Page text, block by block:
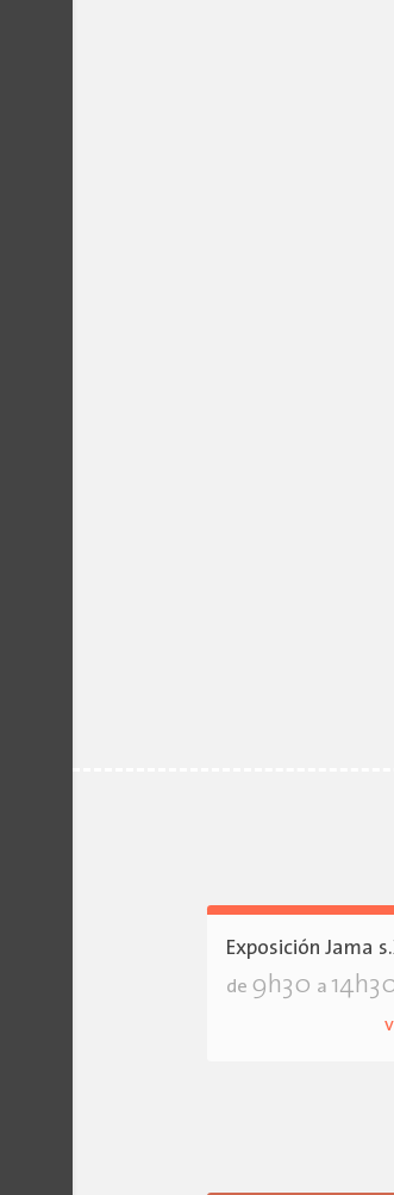
Exposición Jama
de 9h30 a